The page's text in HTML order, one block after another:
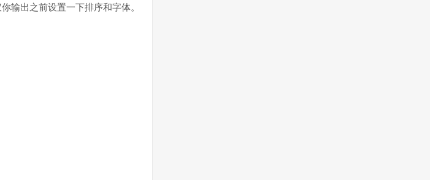
输出之前设置一下排序和字体。